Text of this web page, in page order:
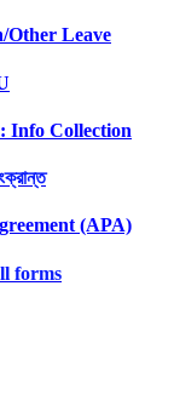
Other Leave
Info Collection
(APA)
forms